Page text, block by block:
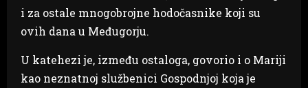
i za ostale mnogobrojne hodočasnike koji su
ovih dana u Međugorju.
U katehezi je, između ostaloga, govorio i o Mariji
kao neznatnoj službenici Gospodnjoj koja je